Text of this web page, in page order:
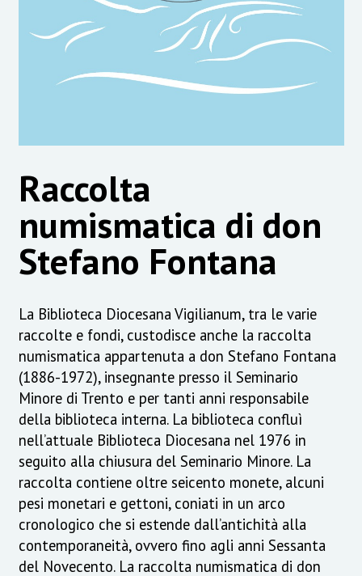
Raccolta
numismatica di don
Stefano Fontana
La Biblioteca Diocesana Vigilianum, tra le varie
raccolte e fondi, custodisce anche la raccolta
numismatica appartenuta a don Stefano Fontana
(1886-1972), insegnante presso il Seminario
Minore di Trento e per tanti anni responsabile
della biblioteca interna. La biblioteca confluì
nell’attuale Biblioteca Diocesana nel 1976 in
seguito alla chiusura del Seminario Minore. La
raccolta contiene oltre seicento monete, alcuni
pesi monetari e gettoni, coniati in un arco
cronologico che si estende dall’antichità alla
contemporaneità, ovvero fino agli anni Sessanta
del Novecento. La raccolta numismatica di don